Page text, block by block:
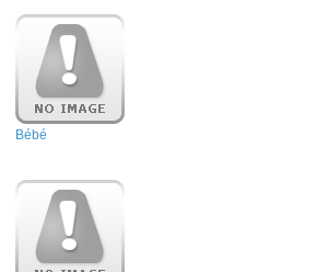
Bébé